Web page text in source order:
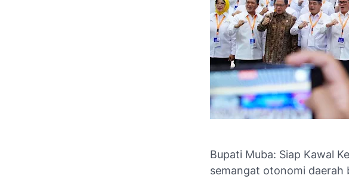
Bupati Muba: Siap Kawal
semangat otonomi daerah